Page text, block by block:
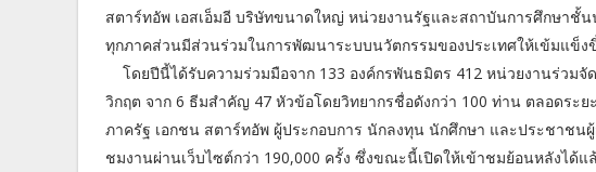
สตาร์ทอัพ เอสเอ็มอี บริษัทขนาดใหญ่ หน่วยงานรัฐและสถาบันการศึกษาชั้
ทุกภาคส่วนมีส่วนร่วมในการพัฒนาระบบนวัตกรรมของประเทศให้เข้มแข็ง
โดยปีนี้ได้รับความร่วมมือจาก 133 องค์กรพันธมิตร 412 หน่วยงานร่วม
วิกฤต จาก 6 ธีมสำคัญ 47 หัวข้อโดยวิทยากรชื่อดังกว่า 100 ท่าน ตลอดระ
ภาครัฐ เอกชน สตาร์ทอัพ ผู้ประกอบการ นักลงทุน นักศึกษา และประชาชน
ชมงานผ่านเว็บไซต์กว่า 190,000 ครั้ง ซึ่งขณะนี้เปิดให้เข้าชมย้อนหลังได้แ